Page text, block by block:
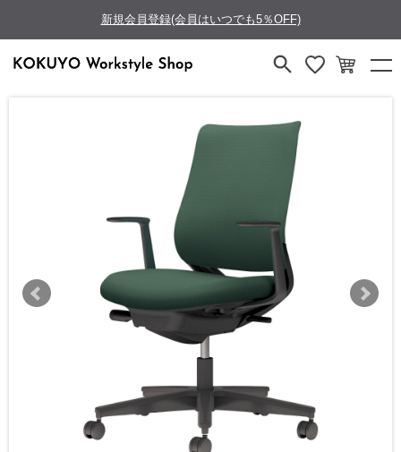
新規会員登録(会員はいつでも5％OFF)